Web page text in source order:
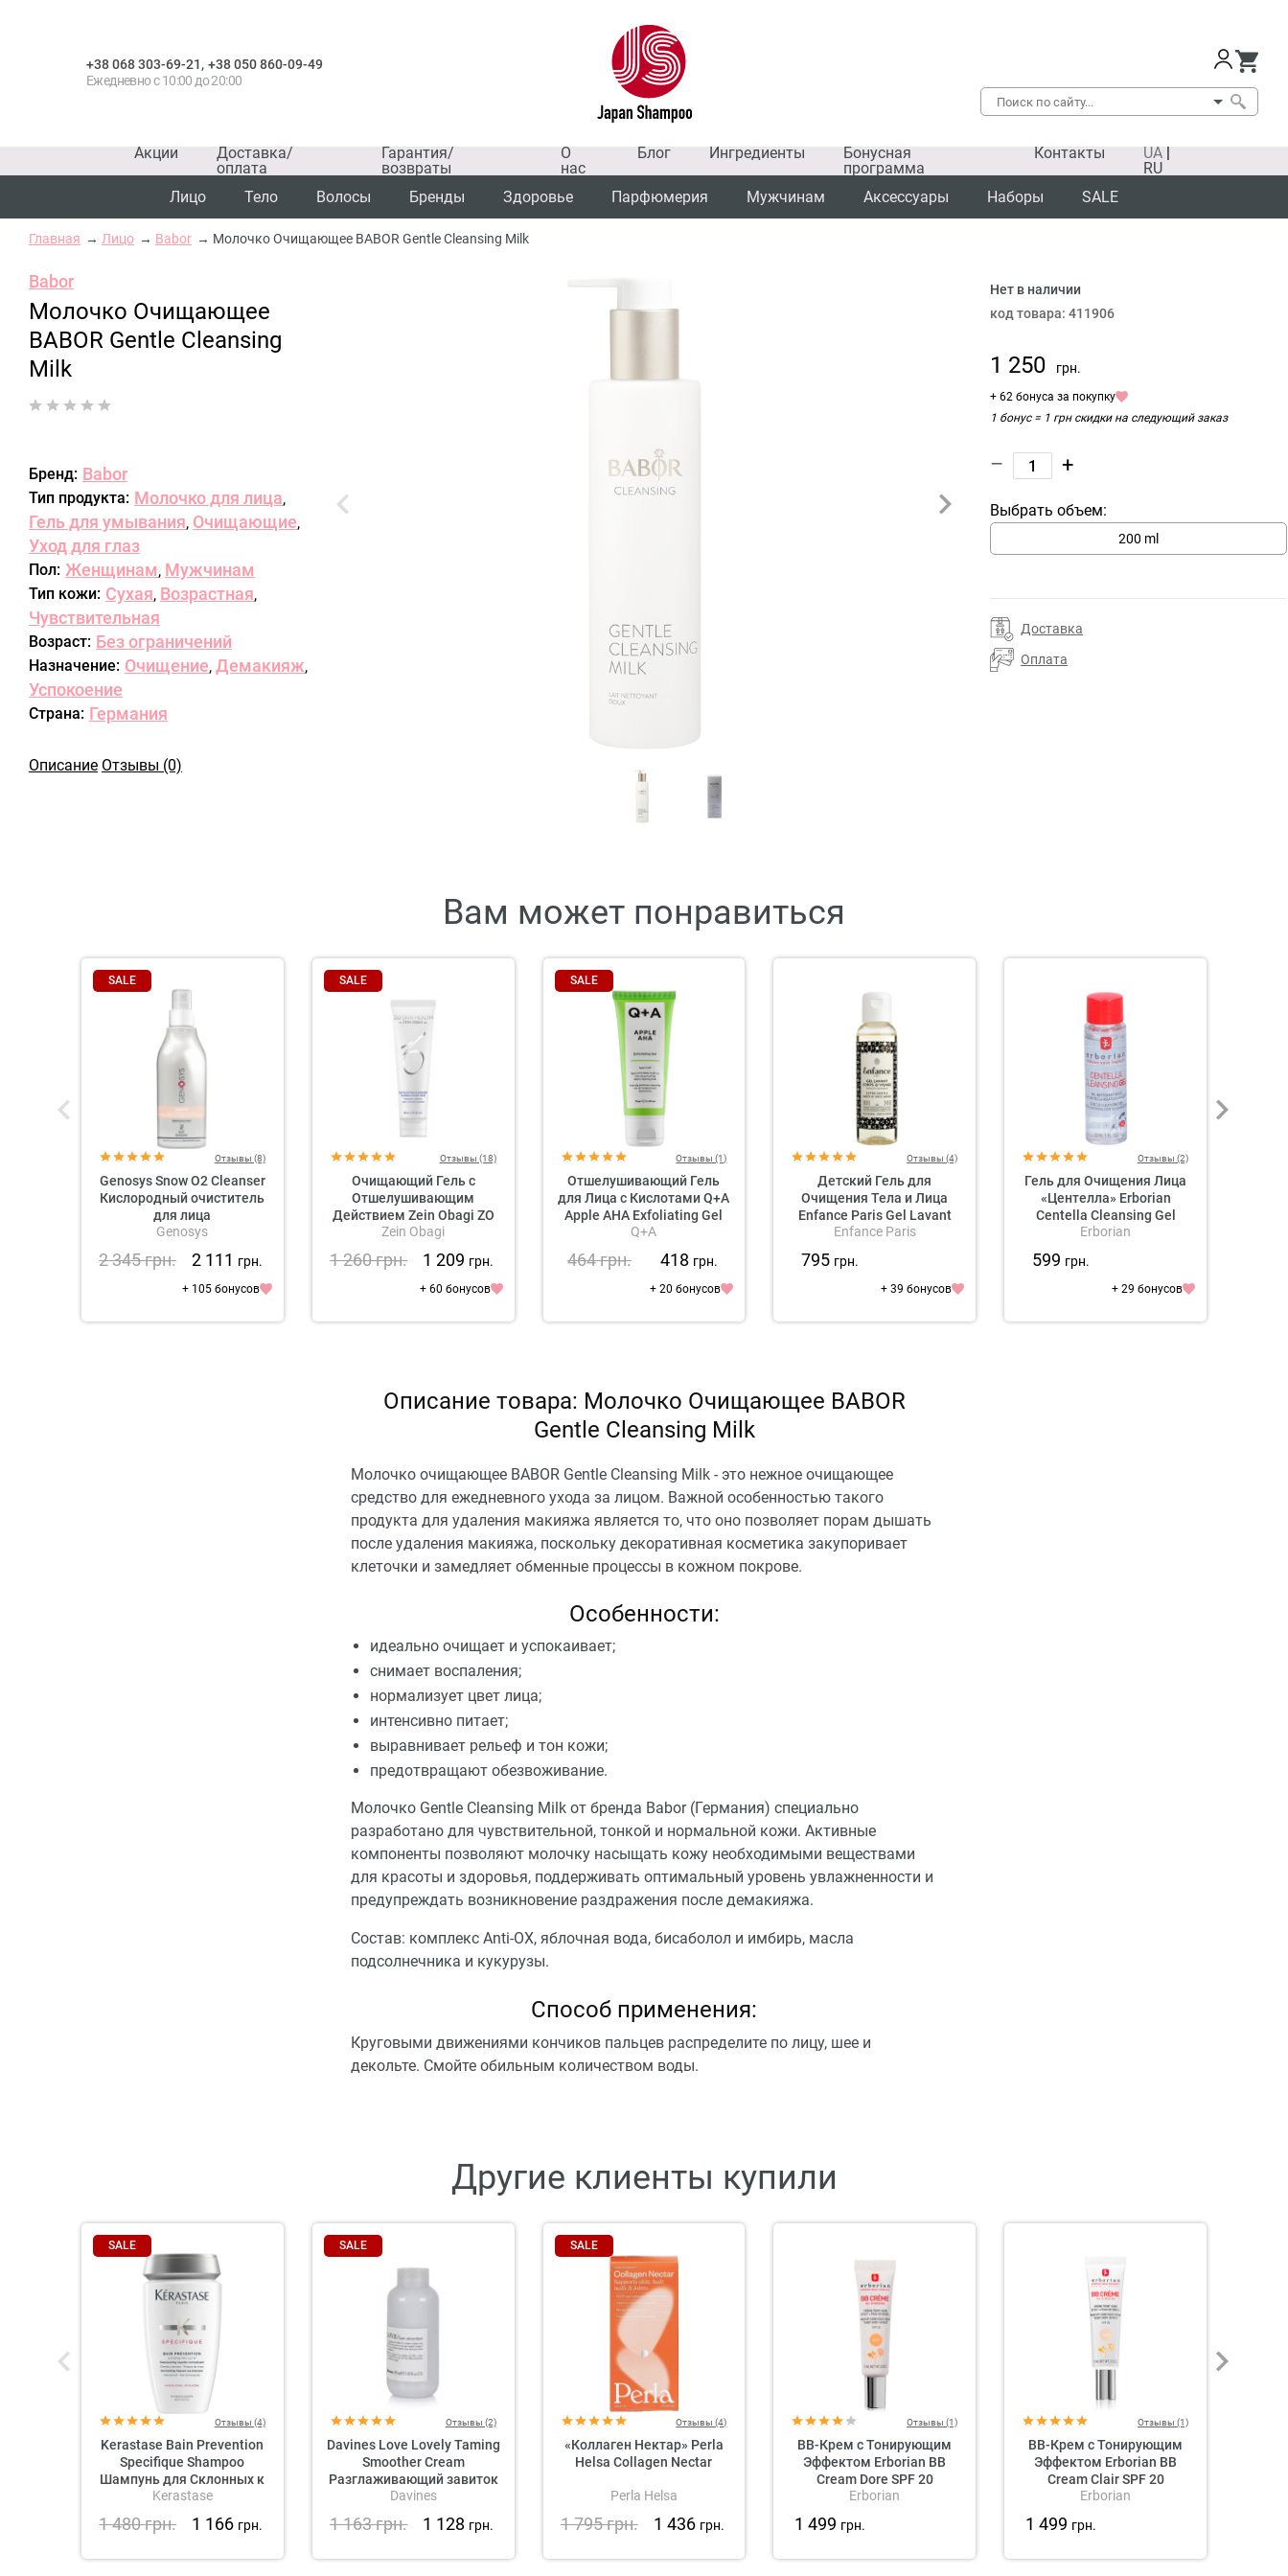
+38 068 303-69-21, +38 050 860-09-49
Ежедневно с 10:00 до 20:00
Акции
Доставка/
оплата
Гарантия/
возвраты
О
нас
Блог Ингредиенты
Бонусная
программа
Контакты UA |
RU
Лицо
Тело Волосы Бренды Здоровье Парфюмерия Мужчинам Аксессуары Наборы SALE
Главная Лицо Babor Молочко Очищающее BABOR Gentle Cleansing Milk
Babor
Молочко Очищающее
BABOR Gentle Cleansing
Milk
Бренд: Babor
Тип продукта: Молочко для лица,
Гель для умывания, Очищающие,
Уход для глаз
Пол: Женщинам, Мужчинам
Тип кожи: Сухая, Возрастная,
Чувствительная
Возраст: Без ограничений
Назначение: Очищение, Демакияж,
Успокоение
Страна: Германия
Описание Отзывы (0)
Нет в наличии
код товара: 411906
1 250 грн.
+ 62 бонуса за покупку
1 бонус = 1 грн скидки на следующий заказ
– +
Выбрать объем:
200 ml
Доставка
Оплата
Вам может понравиться
SALE
Отзывы (8)
Genosys Snow O2 Cleanser
Кислородный очиститель
для лица
Genosys
2 345грн. 2 111 грн.
+ 105 бонусов
SALE
Отзывы (18)
Очищающий Гель с
Отшелушивающим
Действием Zein Obagi ZO
Skin Health Offects
Zein Obagi
1 260грн. 1 209 грн.
+ 60 бонусов
SALE
Отзывы (1)
Отшелушивающий Гель
для Лица с Кислотами Q+A
Apple AHA Exfoliating Gel
Q+A
464грн. 418 грн.
+ 20 бонусов
Отзывы (4)
Детский Гель для
Очищения Тела и Лица
Enfance Paris Gel Lavant
Corps & Visage Extra Gentle
Enfance Paris
795 грн.
+ 39 бонусов
Отзывы (2)
Гель для Очищения Лица
«Центелла» Erborian
Centella Cleansing Gel
Erborian
599 грн.
+ 29 бонусов
Описание товара: Молочко Очищающее BABOR
Gentle Cleansing Milk
Молочко очищающее BABOR Gentle Cleansing Milk - это нежное очищающее
средство для ежедневного ухода за лицом. Важной особенностью такого
продукта для удаления макияжа является то, что оно позволяет порам дышать
после удаления макияжа, поскольку декоративная косметика закупоривает
клеточки и замедляет обменные процессы в кожном покрове.
Особенности:
идеально очищает и успокаивает;
снимает воспаления;
нормализует цвет лица;
интенсивно питает;
выравнивает рельеф и тон кожи;
предотвращают обезвоживание.
Молочко Gentle Cleansing Milk от бренда Babor (Германия) специально
разработано для чувствительной, тонкой и нормальной кожи. Активные
компоненты позволяют молочку насыщать кожу необходимыми веществами
для красоты и здоровья, поддерживать оптимальный уровень увлажненности и
предупреждать возникновение раздражения после демакияжа.
Состав: комплекс Anti-OX, яблочная вода, бисаболол и имбирь, масла
подсолнечника и кукурузы.
Способ применения:
Круговыми движениями кончиков пальцев распределите по лицу, шее и
декольте. Смойте обильным количеством воды.
Другие клиенты купили
SALE
Отзывы (4)
Kerastase Bain Prevention
Specifique Shampoo
Шампунь для Склонных к
Выпадению Волос
Kerastase
1 480грн. 1 166 грн.
SALE
Отзывы (2)
Davines Love Lovely Taming
Smoother Cream
Разглаживающий завиток
крем для волос
Davines
1 163грн. 1 128 грн.
SALE
Отзывы (4)
«Коллаген Нектар» Perla
Helsa Collagen Nectar
Perla Helsa
1 795грн. 1 436 грн.
Отзывы (1)
BB-Крем с Тонирующим
Эффектом Erborian BB
Cream Dore SPF 20
Erborian
1 499 грн.
Отзывы (1)
BB-Крем с Тонирующим
Эффектом Erborian BB
Cream Clair SPF 20
Erborian
1 499 грн.